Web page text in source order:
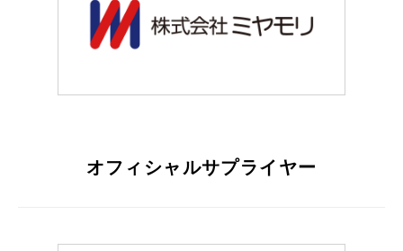
オフィシャルサプライヤー